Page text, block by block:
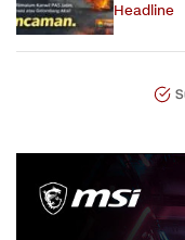
Headline